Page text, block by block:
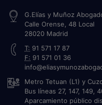
G.Elías y Muñoz
Calle Orense, 48 Local
28020 Madrid
T: 91 571 17 87
F: 91 571 01 36
Metro Tetuan (L1) y
Bus líneas 27, 147, 149,
Aparcamiento público